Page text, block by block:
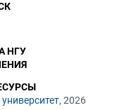
, 2026
НГУ